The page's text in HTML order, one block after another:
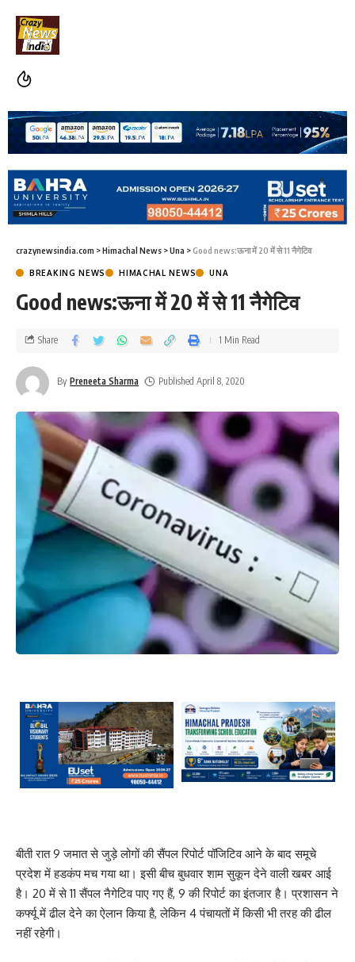
crazynewsindia.com >Himachal News >Una >Good news:ऊना में 20 में से 11 नैगेटिव
BREAKING NEWS HIMACHAL NEWS UNA
Good news:ऊना में 20 में से 11 नैगेटिव
By Preneeta Sharma Published April 8, 2020
Share 1 Min Read
बीती रात 9 जमात से जुड़े लोगों की सैंपल रिपोर्ट पॉजिटिव आने के बाद समूचे
प्रदेश में हडकंप मच गया था। इसी बीच बुधवार शाम सुकून देने वाली खबर आई
है। 20 में से 11 सैंपल नैगेटिव पाए गए हैं, 9 की रिपोर्ट का इंतजार है। प्रशासन ने
कर्फ्यू में ढील देने का ऐलान किया है, लेकिन 4 पंचायतों में किसी भी तरह की ढील
नहीं रहेगी।